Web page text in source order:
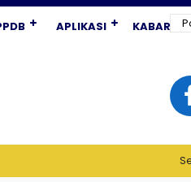
APLIKASI KABAR
Selamat